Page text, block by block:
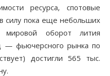
ресурса, спотовые
силу пока еще небольших
оборот лития
— фьючерсного рынка по
достигли 565 тыс.